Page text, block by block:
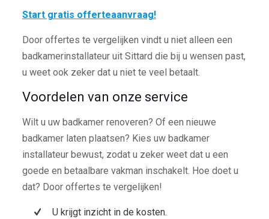
Start gratis offerteaanvraag!
Door offertes te vergelijken vindt u niet alleen een
badkamerinstallateur uit Sittard die bij u wensen past,
u weet ook zeker dat u niet te veel betaalt.
Voordelen van onze service
Wilt u uw badkamer renoveren? Of een nieuwe
badkamer laten plaatsen? Kies uw badkamer
installateur bewust, zodat u zeker weet dat u een
goede en betaalbare vakman inschakelt. Hoe doet u
dat? Door offertes te vergelijken!
U krijgt inzicht in de kosten.